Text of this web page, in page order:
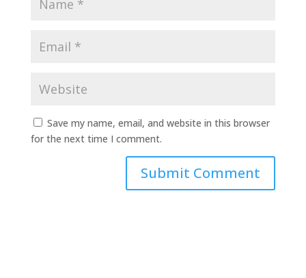
Save my name, email, and website in this browser
for the next time I comment.
Submit Comment